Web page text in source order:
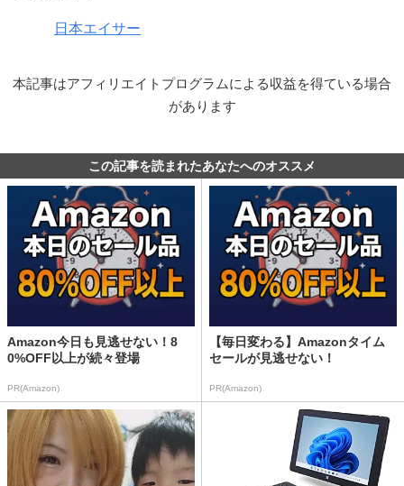
日本エイサー
本記事はアフィリエイトプログラムによる収益を得ている場合
があります
この記事を読まれたあなたへのオススメ
Amazon今日も見逃せない！8
0%OFF以上が続々登場
PR(Amazon)
【毎日変わる】Amazonタイム
セールが見逃せない！
PR(Amazon)